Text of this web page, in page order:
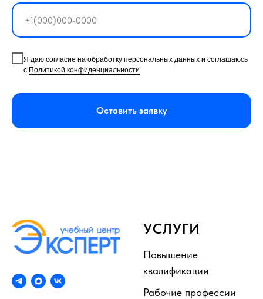
Я даю согласие на обработку персональных данных и соглашаюсь
с Политикой конфиденциальности
Оставить заявку
УСЛУГИ
Повышение
квалификации
Рабочие профессии